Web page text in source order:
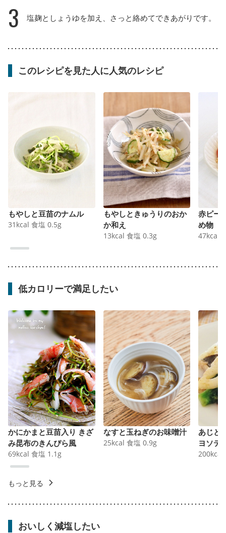
3 塩麹としょうゆを加え、さっと絡めてできあがりです。
このレシピを見た人に人気のレシピ
もやしと豆苗のナムル
31 kcal 食塩 0.5g
もやしときゅうりのおか
か和え
13kcal 食塩 0.3g
赤ピー
め物
47kcal
低カロリーで満足したい
かにかまと豆苗入り きざ
み昆布のきんぴら風
69kcal 食塩 1.1 g
なすと玉ねぎのお味噌汁
25kcal 食塩 0.9g
あじと
ヨソテ
200kcal
もっと見る
おいしく減塩したい